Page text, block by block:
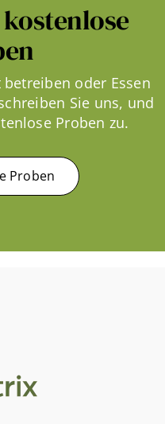
oder Essen
Sie uns, und
Proben zu.
Proben